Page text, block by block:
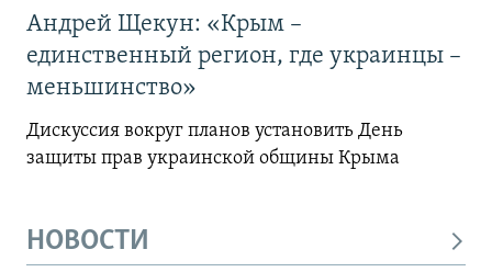
Андрей Щекун: «Крым –
единственный регион, где украинцы –
меньшинство»
Дискуссия вокруг планов установить День
защиты прав украинской общины Крыма
НОВОСТИ